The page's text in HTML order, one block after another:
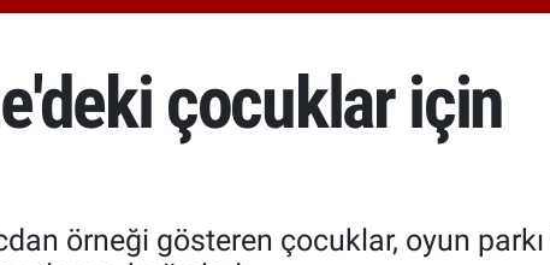
64.602,05
%0.69
çocuklar için
örneği gösteren çocuklar, oyun